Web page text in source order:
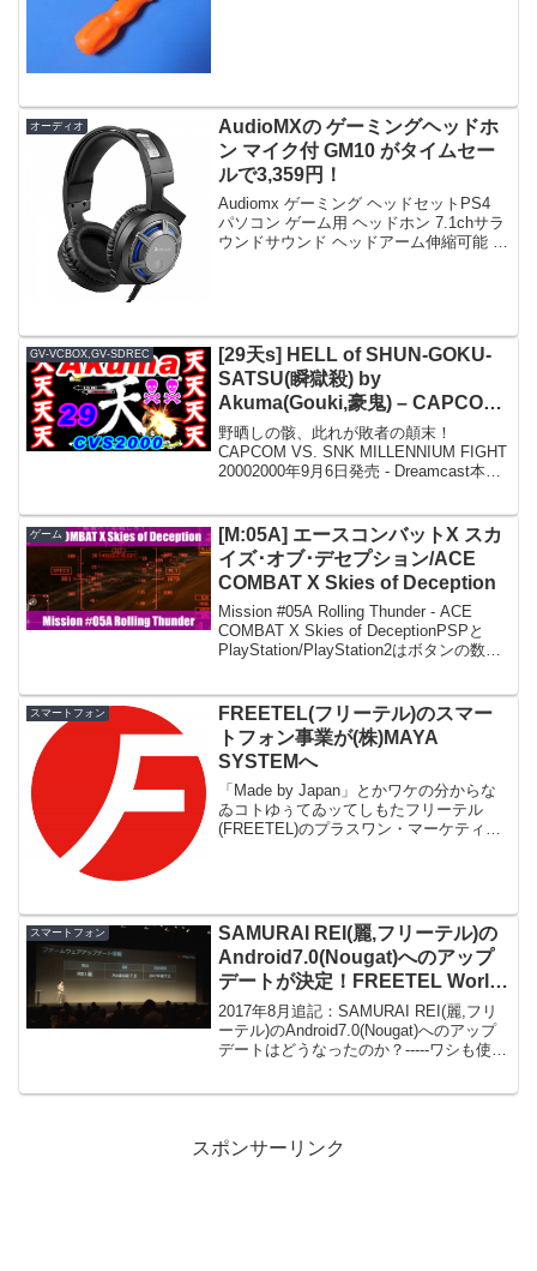
オーディオ
AudioMXの ゲーミングヘッドホ
ン マイク付 GM10 がタイムセー
ルで3,359円！
Audiomx ゲーミング ヘッドセットPS4
パソコン ゲーム用 ヘッドホン 7.1chサラ
ウンドサウンド ヘッドアーム伸縮可能 高
GV-VCBOX,GV-SDREC
[29天s] HELL of SHUN-GOKU-
SATSU(瞬獄殺) by
Akuma(Gouki,豪鬼) – CAPCOM
VS. SNK MILLENNIUM FIGHT
2000 [GV-VCBOX,GV-SDREC]
野晒しの骸、此れが敗者の顛末！
CAPCOM VS. SNK MILLENNIUM FIGHT
20002000年9月6日発売 - Dreamcast本
ゲーム
[M:05A] エースコンバットX スカ
イズ･オブ･デセプション/ACE
COMBAT X Skies of Deception
Mission #05A Rolling Thunder - ACE
COMBAT X Skies of DeceptionPSPと
PlayStation/PlayStation2はボタンの数が
スマートフォン
FREETEL(フリーテル)のスマー
トフォン事業が(株)MAYA
SYSTEMへ
「Made by Japan」とかワケの分からな
ゐコトゆぅてゐッてしもたフリーテル
(FREETEL)のプラスワン・マーケティン
スマートフォン
SAMURAI REI(麗,フリーテル)の
Android7.0(Nougat)へのアップ
デートが決定！FREETEL World
2016 Fall/Winter 2
2017年8月追記：SAMURAI REI(麗,フリ
ーテル)のAndroid7.0(Nougat)へのアップ
デートはどうなったのか？-----ワシも使
スポンサーリンク